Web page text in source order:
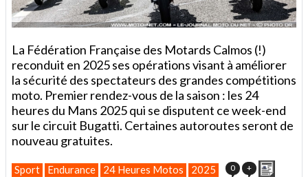
La Fédération Française des Motards Calmos (!)
reconduit en 2025 ses opérations visant à améliorer
la sécurité des spectateurs des grandes compétitions
moto. Premier rendez-vous de la saison : les 24
heures du Mans 2025 qui se disputent ce week-end
sur le circuit Bugatti. Certaines autoroutes seront de
nouveau gratuites.
Sport Endurance 24 Heures Motos 2025 0 +